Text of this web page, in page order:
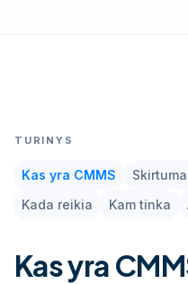
TURINYS
Kas yra CMMS
Kada reikia
Kam tinka
Kas yra